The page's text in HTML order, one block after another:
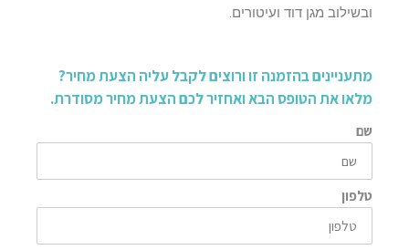
ובשילוב מגן דוד ועיטורים.
מתעניינים בהזמנה זו ורוצים לקבל עליה הצעת מחיר?
מלאו את הטופס הבא ואחזיר לכם הצעת מחיר מסודרת.
שם
טלפון